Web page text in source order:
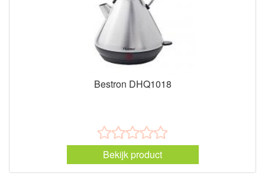
Bestron DHQ1018
Bekijk product